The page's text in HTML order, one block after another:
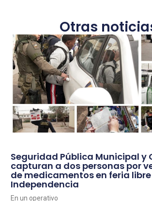
Otras
Seguridad Pública Municipal y
capturan a dos personas por
de medicamentos en feria
Independencia
En un operativo